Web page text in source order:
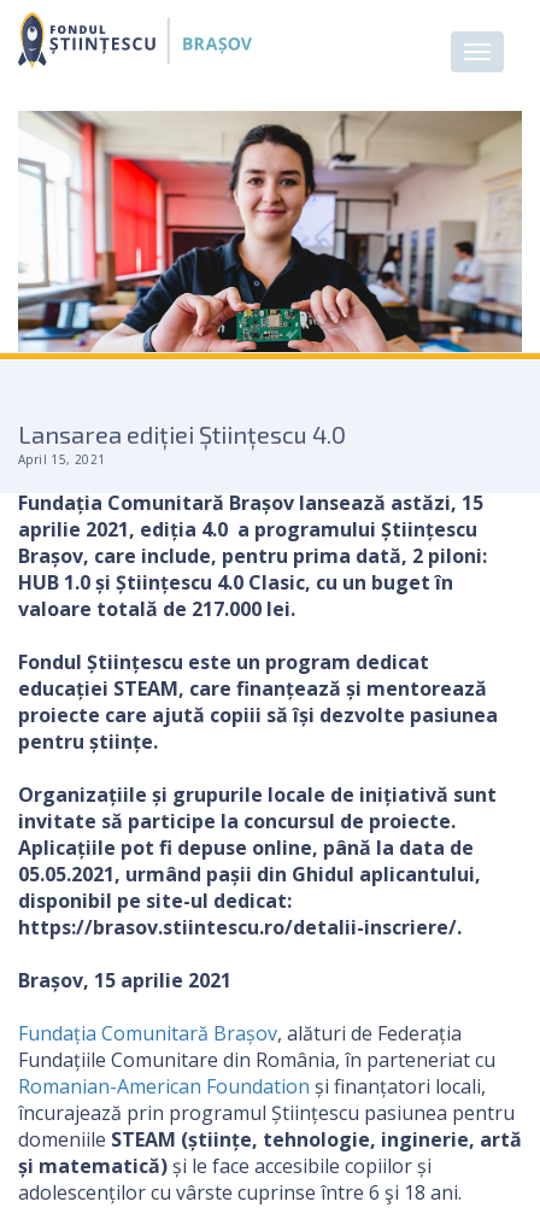
Lansarea ediției Științescu 4.0
April 15, 2021
Fundația Comunitară Brașov lansează astăzi, 15
aprilie 2021, ediția 4.0 a programului Științescu
Brașov, care include, pentru prima dată, 2 piloni:
HUB 1.0 și Științescu 4.0 Clasic, cu un buget în
valoare totală de 217.000 lei.
Fondul Științescu este un program dedicat
educației STEAM, care finanțează și mentorează
proiecte care ajută copiii să își dezvolte pasiunea
pentru științe.
Organizațiile și grupurile locale de inițiativă sunt
invitate să participe la concursul de proiecte.
Aplicațiile pot fi depuse online, până la data de
05.05.2021, urmând pașii din Ghidul aplicantului,
disponibil pe site-ul dedicat:
https://brasov.stiintescu.ro/detalii-inscriere/.
Brașov, 15 aprilie 2021
Fundația Comunitară Brașov, alături de Federația
Fundațiile Comunitare din România, în parteneriat cu
Romanian-American Foundation și finanțatori locali,
încurajează prin programul Științescu pasiunea pentru
domeniile STEAM (științe, tehnologie, inginerie, artă
și matematică)și le face accesibile copiilor și
adolescenților cu vârste cuprinse între 6 şi 18 ani.